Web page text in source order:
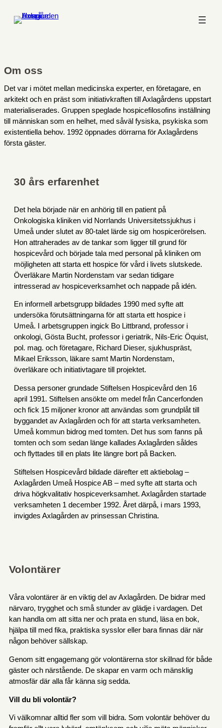
Om oss
Det var i mötet mellan medicinska experter, en företagare, en
arkitekt och en präst som initiativkraften till Axlagårdens uppstart
materialiserades. Gruppen speglade hospicefilosofins inställning
till människan som en helhet, med såväl fysiska, psykiska som
existentiella behov. 1992 öppnades dörrarna för Axlagårdens
första gäster.
30 års erfarenhet
Det hela började när en anhörig till en patient på
Onkologiska kliniken vid Norrlands Universitetssjukhus i
Umeå under slutet av 80-talet lärde sig om hospicerörelsen.
Hon attraherades av de tankar som ligger till grund för
hospicevård och började tala med personal på kliniken om
möjligheten att starta ett hospice för vård i livets slutskede.
Överläkare Martin Nordenstam var sedan tidigare
intresserad av hospiceverksamhet och nappade på idén.
En informell arbetsgrupp bildades 1990 med syfte att
undersöka förutsättningarna för att starta ett hospice i
Umeå. I arbetsgruppen ingick Bo Littbrand, professor i
onkologi, Gösta Bucht, professor i geriatrik, Nils-Eric Öquist,
pol. mag. och företagare, Richard Dieser, sjukhuspräst,
Mikael Eriksson, läkare samt Martin Nordenstam,
överläkare och initiativtagare till projektet.
Dessa personer grundade Stiftelsen Hospicevård den 16
april 1991. Stiftelsen ansökte om medel från Cancerfonden
och fick 15 miljoner kronor att användas som grundplåt till
byggandet av Axlagården och för att starta verksamheten.
Umeå kommun bidrog med tomten. Det hus som fanns på
tomten och som sedan länge kallades Axlagården såldes
och flyttades till en plats lite längre bort på Backen.
Stiftelsen Hospicevård bildade därefter ett aktiebolag –
Axlagården Umeå Hospice AB – med syfte att starta och
driva högkvalitativ hospiceverksamhet. Axlagården startade
verksamheten 1 december 1992. Året därpå, i mars 1993,
invigdes Axlagården av prinsessan Christina.
Volontärer
Våra volontärer är en viktig del av Axlagården. De bidrar med
närvaro, trygghet och små stunder av glädje i vardagen. Det
kan handla om att sitta ner och prata en stund, läsa en bok,
hjälpa till med fika, praktiska sysslor eller bara finnas där när
någon behöver sällskap.
Genom sitt engagemang gör volontärerna stor skillnad för både
gäster och närstående. De skapar en varm och mänsklig
atmosfär där alla får känna sig sedda.
Vill du bli volontär?
Vi välkomnar alltid fler som vill bidra. Som volontär behöver du